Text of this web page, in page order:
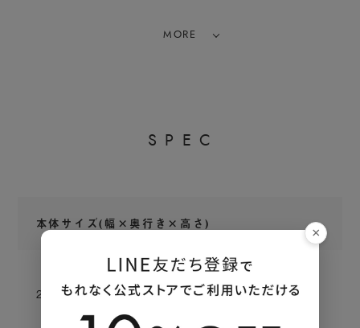
美髪・美肌に導く３つのモード
毛穴の奥までしっかり洗浄し、美髪へと導く
「スカルプジェットモード」。毛穴よりも小さ
MORE
S P E C
本体サイズ(幅×奥行き×高さ)
【シャワーヘッド】約85mm × 約76mm × 約
265mm
【カートリッジ】約26mm × 約26mm × 約105mm
×